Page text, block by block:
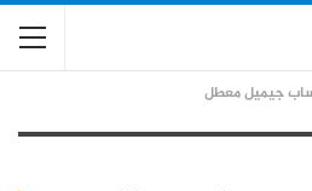
جيميل معطل